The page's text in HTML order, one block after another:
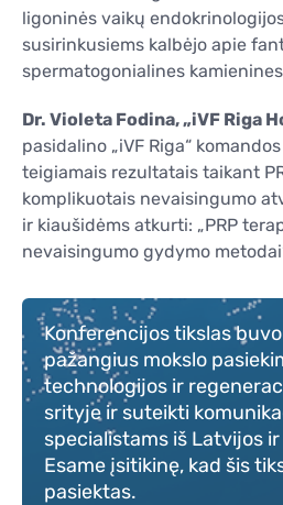
ligoninės vaikų
susirinkusiems kalbėjo apie
spermatogonialines
Dr. Violeta Fodina, „iVF Riga
pasidalino „iVF Riga“
teigiamais rezultatais taikant
komplikuotais nevaisingumo
ir kiaušidėms atkurti: „PRP
nevaisingumo gydymo
Konferencijos tikslas
pažangius mokslo
technologijos ir
srityje ir suteikti
specialistams iš Latvijos
Esame įsitikinę, kad šis
pasiektas.